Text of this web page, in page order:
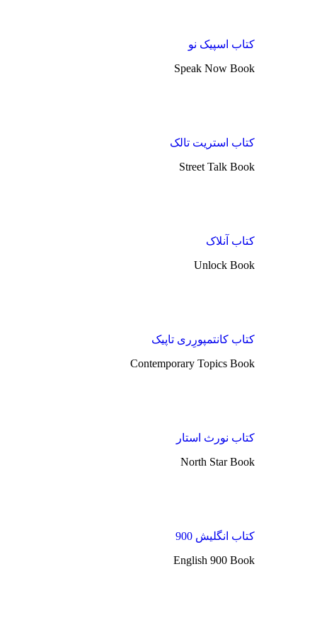
کتاب اسپیک نو
Speak Now Book
کتاب استریت تالک
Street Talk Book
کتاب آنلاک
Unlock Book
کتاب کانتمپورِری تاپیک
Contemporary Topics Book
کتاب نورث استار
North Star Book
کتاب انگلیش 900
English 900 Book